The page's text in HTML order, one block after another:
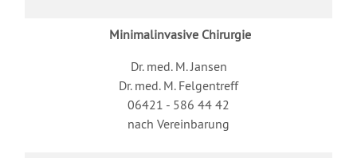
Minimalinvasive Chirurgie
Dr. med. M. Jansen
Dr. med. M. Felgentreff
06421 - 586 44 42
nach Vereinbarung